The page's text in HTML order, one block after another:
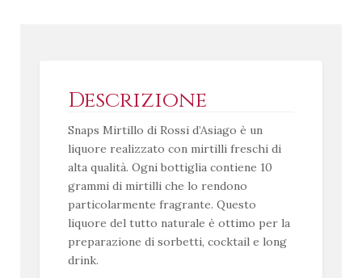
Descrizione
Snaps Mirtillo di Rossi d’Asiago è un
liquore realizzato con mirtilli freschi di
alta qualità. Ogni bottiglia contiene 10
grammi di mirtilli che lo rendono
particolarmente fragrante. Questo
liquore del tutto naturale è ottimo per la
preparazione di sorbetti, cocktail e long
drink.